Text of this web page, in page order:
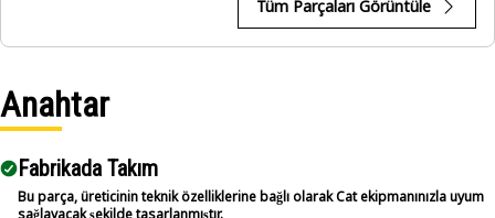
Tüm Parçaları Görüntüle
Anahtar
Fabrikada Takım
Bu parça, üreticinin teknik özelliklerine bağlı olarak Cat ekipmanınızla uyum
sağlayacak şekilde tasarlanmıştır.